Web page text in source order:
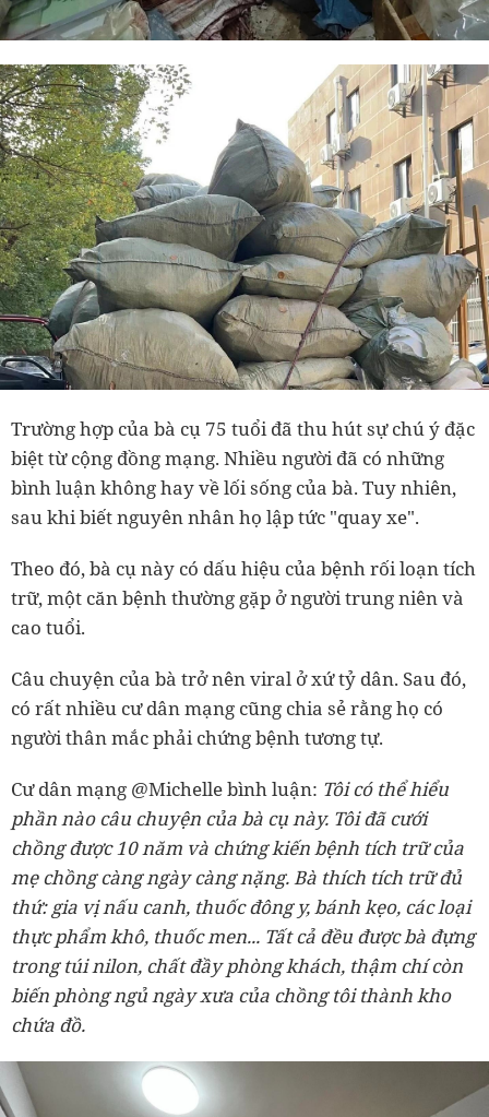
Trường hợp của bà cụ 75 tuổi đã thu hút sự chú ý đặc
biệt từ cộng đồng mạng. Nhiều người đã có những
bình luận không hay về lối sống của bà. Tuy nhiên,
sau khi biết nguyên nhân họ lập tức "quay xe".
Theo đó, bà cụ này có dấu hiệu của bệnh rối loạn tích
trữ, một căn bệnh thường gặp ở người trung niên và
cao tuổi.
Câu chuyện của bà trở nên viral ở xứ tỷ dân. Sau đó,
có rất nhiều cư dân mạng cũng chia sẻ rằng họ có
người thân mắc phải chứng bệnh tương tự.
Cư dân mạng @Michelle bình luận: Tôi có thể hiểu
phần nào câu chuyện của bà cụ này. Tôi đã cưới
chồng được 10 năm và chứng kiến bệnh tích trữ của
mẹ chồng càng ngày càng nặng. Bà thích tích trữ đủ
thứ: gia vị nấu canh, thuốc đông y, bánh kẹo, các loại
thực phẩm khô, thuốc men... Tất cả đều được bà đựng
trong túi nilon, chất đầy phòng khách, thậm chí còn
biến phòng ngủ ngày xưa của chồng tôi thành kho
chứa đồ.